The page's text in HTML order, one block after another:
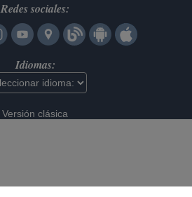
Redes sociales:
Idiomas:
Versión clásica